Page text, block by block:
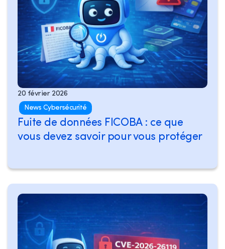
20 février 2026
News Cybersécurité
Fuite de données FICOBA : ce que
vous devez savoir pour vous protéger